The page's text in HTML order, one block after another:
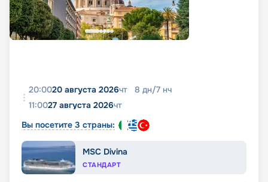
20:0020 августа 2026чт 8 дн/7 нч
11:0027 августа 2026чт
Вы посетите 3 страны:
MSC Divina
СТАНДАРТ